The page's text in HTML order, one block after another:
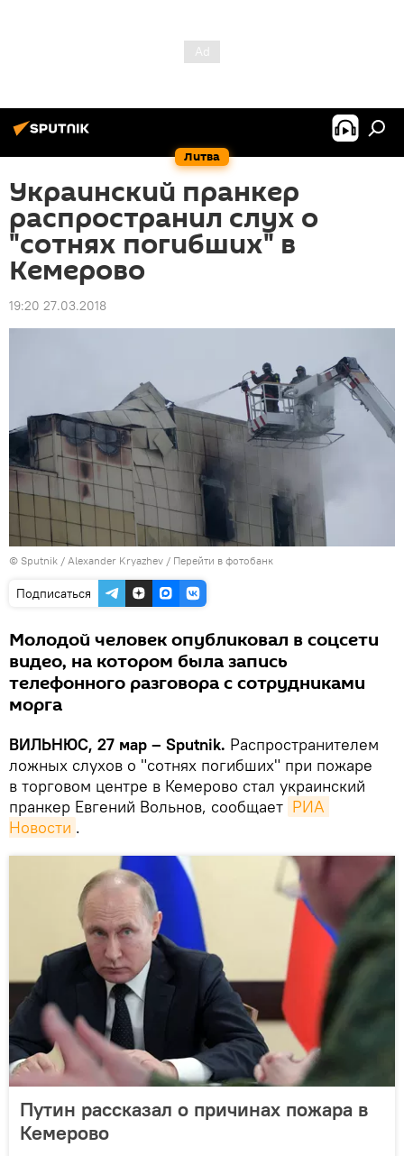
Литва
Украинский пранкер
распространил слух о
"сотнях погибших" в
Кемерово
19:20 27.03.2018
© Sputnik / Alexander Kryazhev / Перейти в фотобанк
Подписаться
Молодой человек опубликовал в соцсети
видео, на котором была запись
телефонного разговора с сотрудниками
морга
ВИЛЬНЮС, 27 мар – Sputnik. Распространителем
ложных слухов о "сотнях погибших" при пожаре
в торговом центре в Кемерово стал украинский
пранкер Евгений Вольнов, сообщает РИА
Новости .
Путин рассказал о причинах пожара в
Кемерово